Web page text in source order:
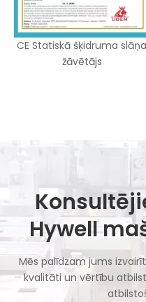
CE Statiskā šķidruma slāņa
žāvētājs
Hywell
Mēs palīdzam jums
kvalitāti un vērtību